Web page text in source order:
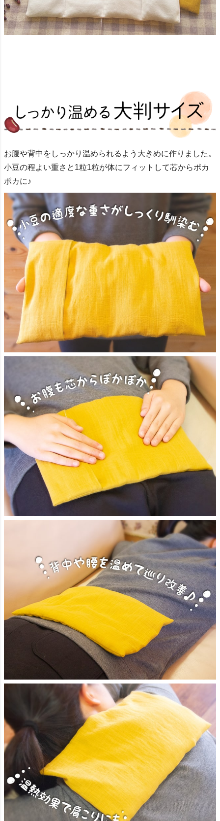
お腹や背中をしっかり温められるよう 大きめに作りました。
小豆の程よい重さと1粒1粒が体にフィットして芯からポカ
ポカに♪